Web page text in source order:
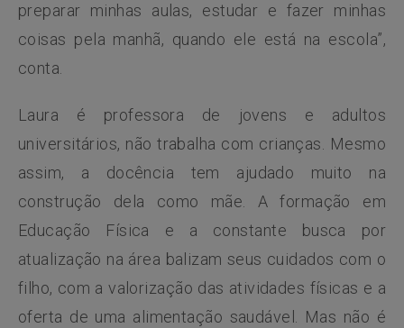
preparar minhas aulas, estudar e fazer minhas
coisas pela manhã, quando ele está na escola”,
conta.
Laura é professora de jovens e adultos
universitários, não trabalha com crianças. Mesmo
assim, a docência tem ajudado muito na
construção dela como mãe. A formação em
Educação Física e a constante busca por
atualização na área balizam seus cuidados com o
filho, com a valorização das atividades físicas e a
oferta de uma alimentação saudável. Mas não é